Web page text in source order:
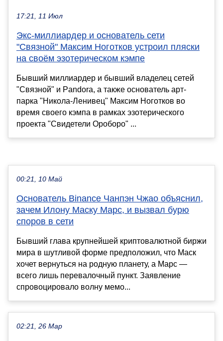
17:21, 11 Июл
Экс-миллиардер и основатель сети
"Связной" Максим Ноготков устроил пляски
на своём эзотерическом кэмпе
Бывший миллиардер и бывший владелец сетей
"Связной" и Pandora, а также основатель арт-
парка "Никола-Ленивец" Максим Ноготков во
время своего кэмпа в рамках эзотерического
проекта "Свидетели Ороборо" ...
00:21, 10 Май
Основатель Binance Чанпэн Чжао объяснил,
зачем Илону Маску Марс, и вызвал бурю
споров в сети
Бывший глава крупнейшей криптовалютной биржи
мира в шутливой форме предположил, что Маск
хочет вернуться на родную планету, а Марс —
всего лишь перевалочный пункт. Заявление
спровоцировало волну мемо...
02:21, 26 Мар